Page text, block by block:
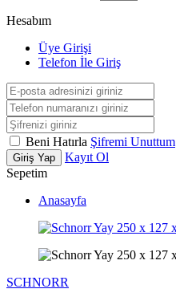
Hesabım
Üye Girişi
Telefon İle Giriş
Beni Hatırla Şifremi Unuttum
Giriş Yap
Kayıt Ol
Sepetim
Anasayfa
SCHNORR